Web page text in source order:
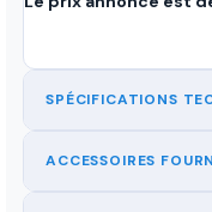
SPÉCIFICATIONS
ACCESSOIRES